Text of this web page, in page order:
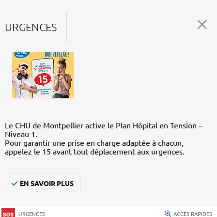
URGENCES
Le CHU de Montpellier active le Plan Hôpital en Tension –
Niveau 1.
Pour garantir une prise en charge adaptée à chacun,
appelez le 15 avant tout déplacement aux urgences.
EN SAVOIR PLUS
URGENCES ACCÈS RAPIDES